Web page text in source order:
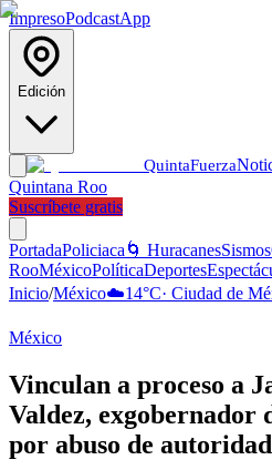
ImpresoPodcastApp
Edición
QuintaFuerza
Quintana Roo
Suscríbete gratis
PortadaPoliciaca 🌀 HuracanesSismos
RooMéxicoPolíticaDeportes
Inicio/México☁️14°C· Ciudad de
México
Vinculan a proceso a
Valdez, exgobernador
por abuso de